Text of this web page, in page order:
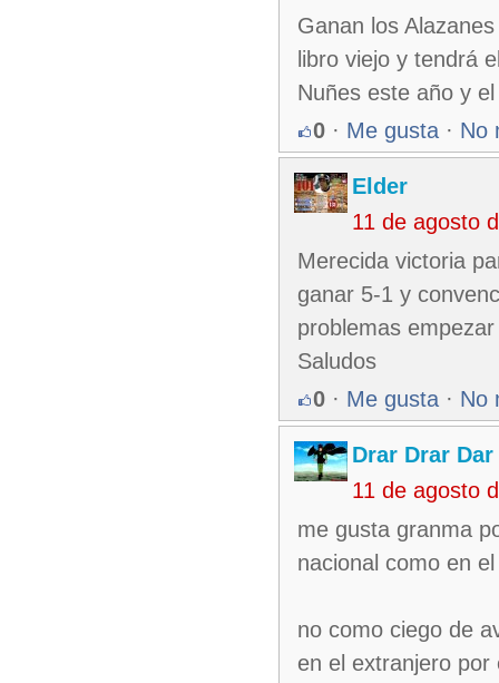
Ganan los
libro viejo y tendrá
Nuñes este año y
0 · Me gusta · No
Elder
11 de agosto
Merecida victoria
ganar 5-1 y
problemas
Saludos
0 · Me gusta · No
Drar Drar Dar
11 de agosto
me gusta granma
nacional como en
no como ciego de
en el extranjero